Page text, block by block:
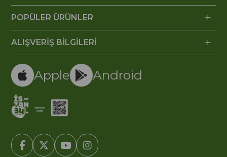
POPÜLER ÜRÜNLER
ALIŞVERİŞ BİLGİLERİ
Apple Android